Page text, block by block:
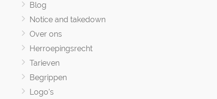
Blog
Notice and takedown
Over ons
Herroepingsrecht
Tarieven
Begrippen
Logo's